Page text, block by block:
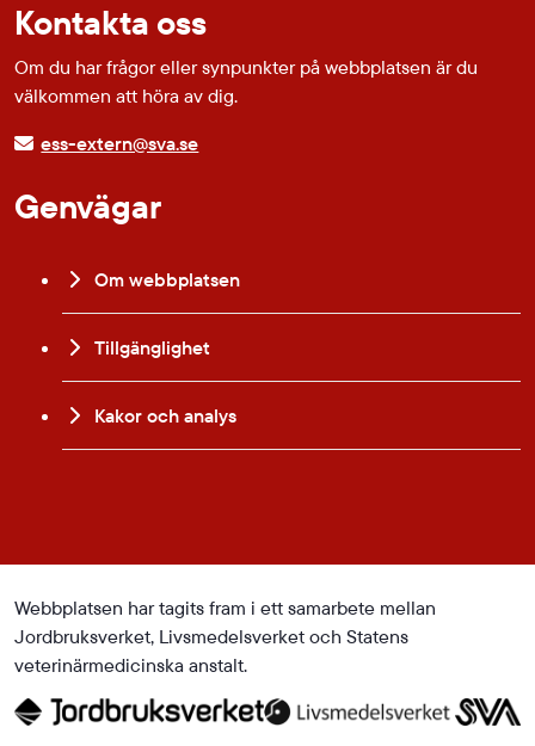
Kontakta oss
Om du har frågor eller synpunkter på webbplatsen är du
välkommen att höra av dig.
ess-extern@sva.se
Genvägar
Om webbplatsen
Tillgänglighet
Kakor och analys
Webbplatsen har tagits fram i ett samarbete mellan
Jordbruksverket, Livsmedelsverket och Statens
veterinärmedicinska anstalt.